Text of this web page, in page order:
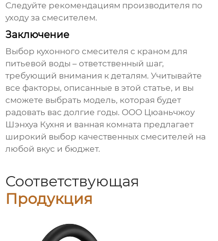
Следуйте рекомендациям производителя по
уходу за смесителем.
Заключение
Выбор кухонного смесителя с краном для
питьевой воды – ответственный шаг,
требующий внимания к деталям. Учитывайте
все факторы, описанные в этой статье, и вы
сможете выбрать модель, которая будет
радовать вас долгие годы. ООО Цюаньчжоу
Шэнхуа Кухня и ванная комната предлагает
широкий выбор качественных смесителей на
любой вкус и бюджет.
Соответствующая
Продукция